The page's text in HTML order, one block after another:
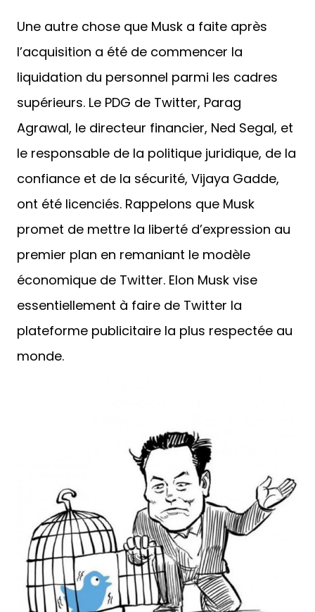
Une autre chose que Musk a faite après
l’acquisition a été de commencer la
liquidation du personnel parmi les cadres
supérieurs. Le PDG de Twitter, Parag
Agrawal, le directeur financier, Ned Segal, et
le responsable de la politique juridique, de la
confiance et de la sécurité, Vijaya Gadde,
ont été licenciés. Rappelons que Musk
promet de mettre la liberté d’expression au
premier plan en remaniant le modèle
économique de Twitter. Elon Musk vise
essentiellement à faire de Twitter la
plateforme publicitaire la plus respectée au
monde.